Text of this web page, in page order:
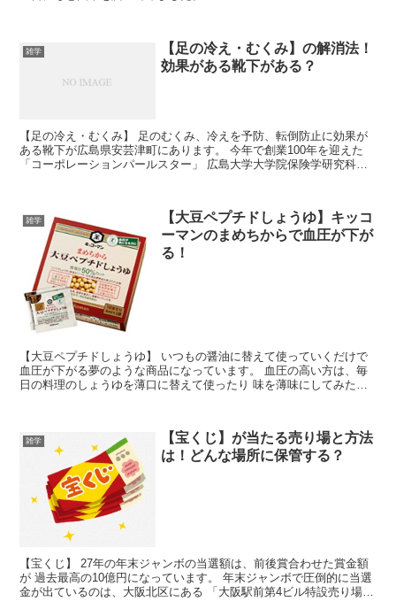
雑学
【足の冷え・むくみ】の解消法！
効果がある靴下がある？
【足の冷え・むくみ】 足のむくみ、冷えを予防、転倒防止に効果が
ある靴下が広島県安芸津町にあります。 今年で創業100年を迎えた
「コーポレーションパールスター」 広島大学大学院保険学研究科
雑学
【大豆ペプチドしょうゆ】キッコ
ーマンのまめちからで血圧が下が
る！
【大豆ペプチドしょうゆ】 いつもの醤油に替えて使っていくだけで
血圧が下がる夢のような商品になっています。 血圧の高い方は、毎
日の料理のしょうゆを薄口に替えて使ったり 味を薄味にしてみたり
く、血圧が高めな方には朗報になっています。
雑学
【宝くじ】が当たる売り場と方法
は！どんな場所に保管する？
【宝くじ】 27年の年末ジャンボの当選額は、前後賞合わせた賞金額
が 過去最高の10億円になっています。 年末ジャンボで圧倒的に当選
金が出ているのは、大阪北区にある 「大阪駅前第4ビル特設売り場」